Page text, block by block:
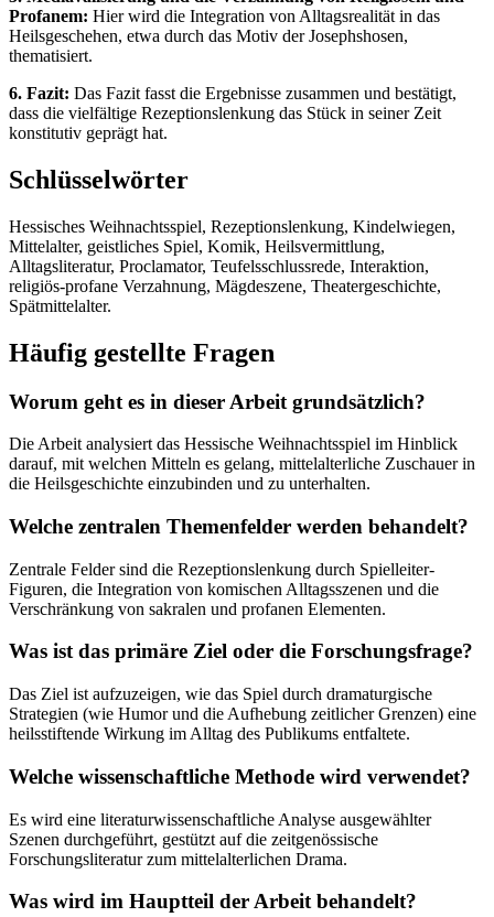
Profanem: Hier wird die Integration von Alltagsrealität in das
Heilsgeschehen, etwa durch das Motiv der Josephshosen,
thematisiert.
6. Fazit: Das Fazit fasst die Ergebnisse zusammen und bestätigt,
dass die vielfältige Rezeptionslenkung das Stück in seiner Zeit
konstitutiv geprägt hat.
Schlüsselwörter
Hessisches Weihnachtsspiel, Rezeptionslenkung, Kindelwiegen,
Mittelalter, geistliches Spiel, Komik, Heilsvermittlung,
Alltagsliteratur, Proclamator, Teufelsschlussrede, Interaktion,
religiös-profane Verzahnung, Mägdeszene, Theatergeschichte,
Spätmittelalter.
Häufig gestellte Fragen
Worum geht es in dieser Arbeit grundsätzlich?
Die Arbeit analysiert das Hessische Weihnachtsspiel im Hinblick
darauf, mit welchen Mitteln es gelang, mittelalterliche Zuschauer in
die Heilsgeschichte einzubinden und zu unterhalten.
Welche zentralen Themenfelder werden behandelt?
Zentrale Felder sind die Rezeptionslenkung durch Spielleiter-
Figuren, die Integration von komischen Alltagsszenen und die
Verschränkung von sakralen und profanen Elementen.
Was ist das primäre Ziel oder die Forschungsfrage?
Das Ziel ist aufzuzeigen, wie das Spiel durch dramaturgische
Strategien (wie Humor und die Aufhebung zeitlicher Grenzen) eine
heilsstiftende Wirkung im Alltag des Publikums entfaltete.
Welche wissenschaftliche Methode wird verwendet?
Es wird eine literaturwissenschaftliche Analyse ausgewählter
Szenen durchgeführt, gestützt auf die zeitgenössische
Forschungsliteratur zum mittelalterlichen Drama.
Was wird im Hauptteil der Arbeit behandelt?